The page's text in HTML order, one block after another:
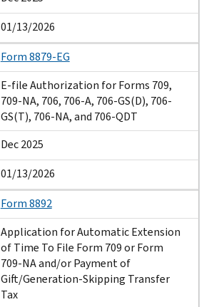
01/13/2026
Form 8879-EG
E-file Authorization for Forms 709,
709-NA, 706, 706-A, 706-GS(D), 706-
GS(T), 706-NA, and 706-QDT
Dec 2025
01/13/2026
Form 8892
Application for Automatic Extension
of Time To File Form 709 or Form
709-NA and/or Payment of
Gift/Generation-Skipping Transfer
Tax